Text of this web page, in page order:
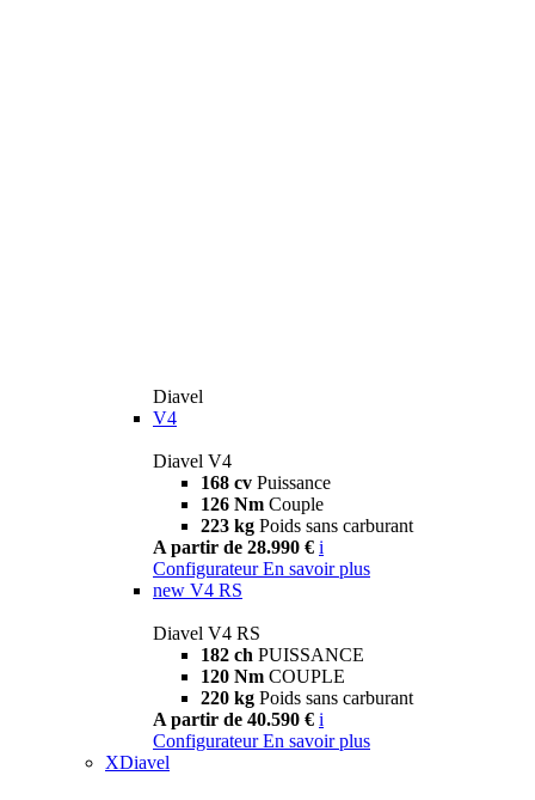
Diavel
V4
Diavel V4
168 cv Puissance
126 Nm Couple
223 kg Poids sans carburant
A partir de 28.990 € i
Configurateur En savoir plus
new V4 RS
Diavel V4 RS
182 ch PUISSANCE
120 Nm COUPLE
220 kg Poids sans carburant
A partir de 40.590 € i
Configurateur En savoir plus
XDiavel